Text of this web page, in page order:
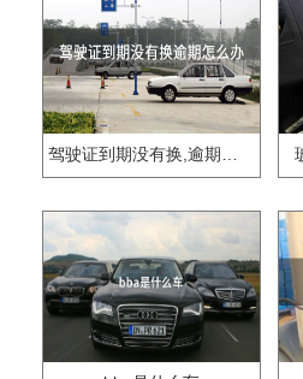
驾驶证到期没有换,逾期怎么办??